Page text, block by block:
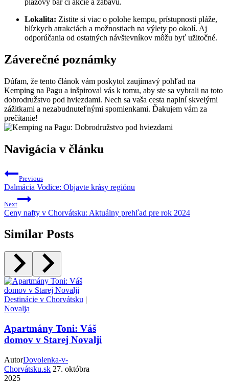
Lokalita: Zistite si viac o polohe kempu, prístupnosti pláže,
blízkych atrakciách a možnostiach na výlety po okolí. Aj
odporúčania od ostatných návštevníkov môžu byť užitočné.
Záverečné poznámky
Dúfam, že tento článok vám poskytol zaujímavý pohľad na
Kemping na Pagu a inšpiroval vás k tomu, aby ste sa vybrali na toto
dobrodružstvo pod hviezdami. Nech sa vaša cesta naplní skvelými
zážitkami a nezabudnuteľnými spomienkami. Ďakujem vám za
prečítanie!
Navigácia v článku
Previous
Dalmácia Vodice: Objavte krásy regiónu
Next
Ceny nafty v Chorvátsku: Aktuálny prehľad pre rok 2024
Similar Posts
Destinácie v Chorvátsku |
Novalja
Apartmány Toni: Váš
domov v Starej Novalji
AutorDovolenka-v-
Chorvátsku.sk 27. októbra
2025